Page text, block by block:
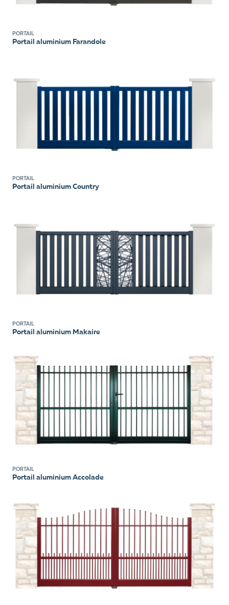
PORTAIL
Portail aluminium Farandole
PORTAIL
Portail aluminium Country
PORTAIL
Portail aluminium Makaire
PORTAIL
Portail aluminium Accolade